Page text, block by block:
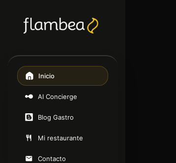
Inicio
AI Concierge
Blog Gastro
Mi restaurante
Contacto